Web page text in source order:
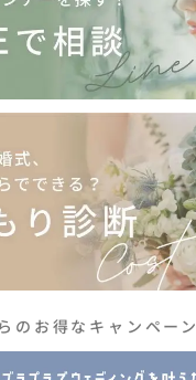
のお得なキャンペーン